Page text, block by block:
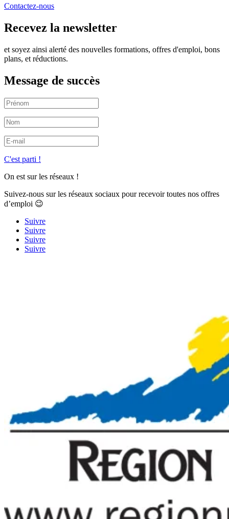
Contactez-nous
Recevez la newsletter
et soyez ainsi alerté des nouvelles formations, offres d'emploi, bons
plans, et réductions.
Message de succès
C'est parti !
On est sur les réseaux !
Suivez-nous sur les réseaux sociaux pour recevoir toutes nos offres
d’emploi 😉
Suivre
Suivre
Suivre
Suivre